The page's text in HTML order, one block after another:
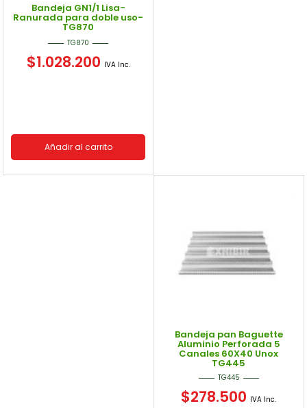
Bandeja GN1/1 Lisa-
Ranurada para doble uso-
TG870
TG870
$1.028.200 IVA Inc.
Añadir al carrito
Bandeja pan Baguette
Aluminio Perforada 5
Canales 60X40 Unox
TG445
TG445
$278.500 IVA Inc.